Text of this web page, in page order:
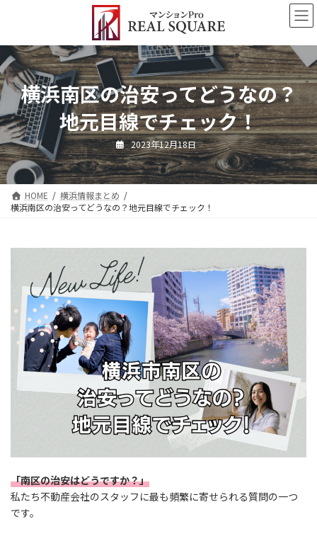
ン
ツ
へ
ス
キ
ッ
プ
ー
シ
ョ
ン
に
移
動
横浜南区の治安ってどうなの？
地元目線でチェック！
2023年12月18日
HOME
横浜情報まとめ
横浜南区の治安ってどうなの？地元目線でチェック！
「南区の治安はどうですか？」
私たち不動産会社のスタッフに最も頻繁に寄せられる質問の一つ
です。